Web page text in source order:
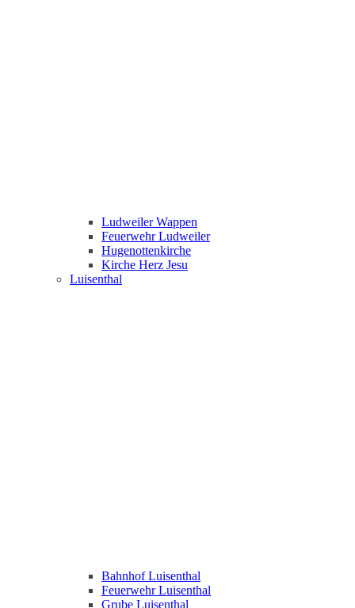
Ludweiler Wappen
Feuerwehr Ludweiler
Hugenottenkirche
Kirche Herz Jesu
Luisenthal
Bahnhof Luisenthal
Feuerwehr Luisenthal
Grube Luisenthal